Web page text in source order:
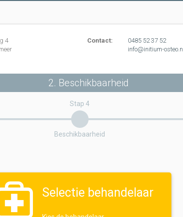
4
Contact:
0485 52 37 52
info@initium-osteo.nl
2. Beschikbaarheid
Stap 4
Beschikbaarheid
Selectie behandelaar